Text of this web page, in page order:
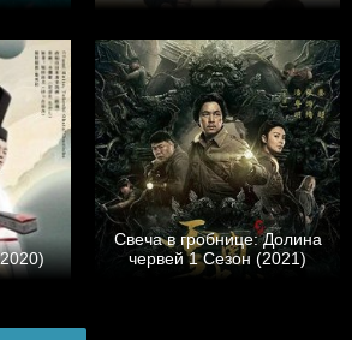
Свеча в гробнице: Долина
червей 1 Сезон (2021)